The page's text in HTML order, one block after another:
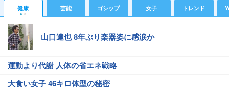
健康 芸能 ゴシップ 女子 トレンド
山口達也 8年ぶり楽器姿に感涙か
運動より代謝 人体の省エネ戦略
大食い女子 46キロ体型の秘密